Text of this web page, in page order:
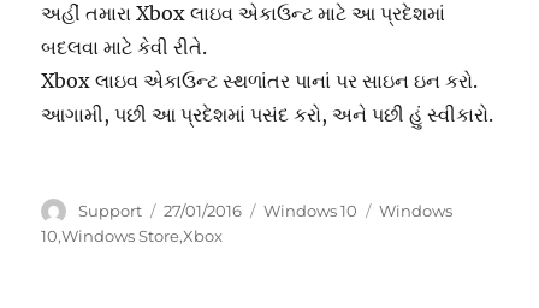
અહીં તમારા Xbox લાઇવ એકાઉન્ટ માટે આ પ્રદેશમાં
બદલવા માટે કેવી રીતે.
Xbox લાઇવ એકાઉન્ટ સ્થળાંતર પાનાં પર સાઇન ઇન કરો.
આગામી, પછી આ પ્રદેશમાં પસંદ કરો, અને પછી હું સ્વીકારો.
લેખક
Support
પોસ્ટ
કરવામાં
27/01/2016 કેટેગરીઓ
Windows 10 ટૅગ્સ
Windows
10,Windows Store,Xbox